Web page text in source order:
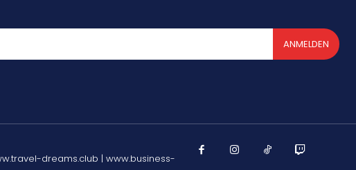
ANMELDEN
dreams.club | www.business-